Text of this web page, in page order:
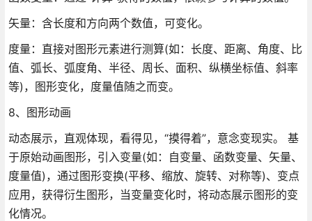
矢量：含长度和方向两个数值，可变化。
度量：直接对图形元素进行测算(如：长度、距离、角度、比
值、弧长、弧度角、半径、周长、面积、纵横坐标值、斜率
等)，图形变化，度量值随之而变。
8、图形动画
动态展示，直观体现，看得见，“摸得着”，意念变现实。 基
于原始动画图形，引入变量(如：自变量、函数变量、矢量、
度量值)，通过图形变换(平移、缩放、旋转、对称等)、变点
应用，获得衍生图形，当变量变化时，将动态展示图形的变
化情况。